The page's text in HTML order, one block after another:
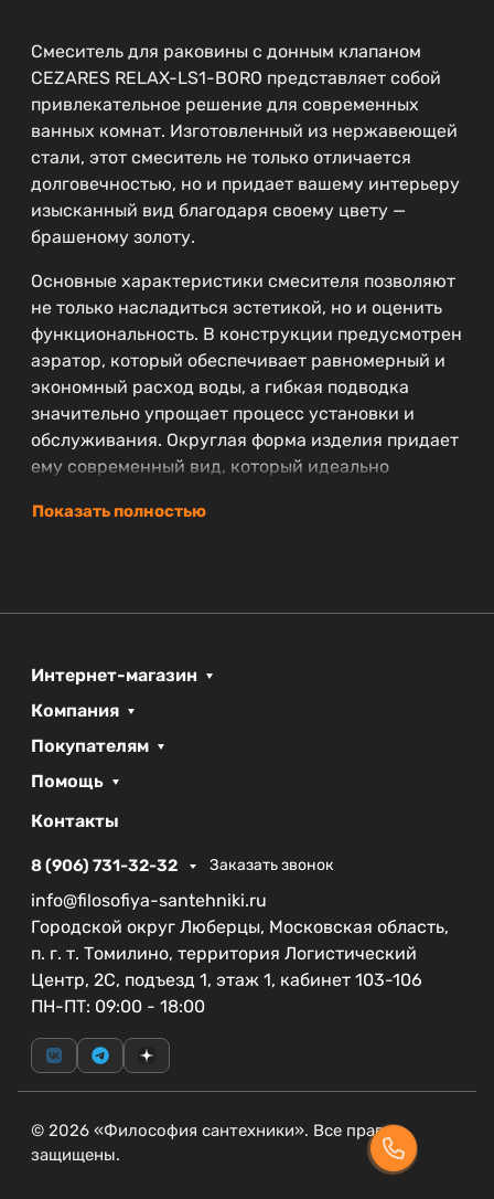
Смеситель для раковины с донным клапаном
CEZARES RELAX-LS1-BORO представляет собой
привлекательное решение для современных
ванных комнат. Изготовленный из нержавеющей
стали, этот смеситель не только отличается
долговечностью, но и придает вашему интерьеру
изысканный вид благодаря своему цвету —
брашеному золоту.
Основные характеристики смесителя позволяют
не только насладиться эстетикой, но и оценить
функциональность. В конструкции предусмотрен
аэратор, который обеспечивает равномерный и
экономный расход воды, а гибкая подводка
значительно упрощает процесс установки и
обслуживания. Округлая форма изделия придает
ему современный вид, который идеально
изделия предоставляется срок гарантии в 1 год,
высокое качество и надежность продукции
Цвет:Брашированное золото добавляет
Стиль:
актуальных интерьеров.
высота 21.1 см — компактный размер для
удобства использования.
Выбирая смеситель CEZARES RELAX-LS1-BORO,
вы получаете не только качественный продукт,
но и акцент в оформлении вашей ванной
годы.
Показать полностью
Интернет-магазин
Компания
Покупателям
Помощь
Контакты
8 (906) 731-32-32 Заказать звонок
info@filosofiya-santehniki.ru
Городской округ Люберцы, Московская область,
п. г. т. Томилино, территория Логистический
Центр, 2С, подъезд 1, этаж 1, кабинет 103-106
ПН-ПТ: 09:00 - 18:00
© 2026 «Философия сантехники». Все права
защищены.